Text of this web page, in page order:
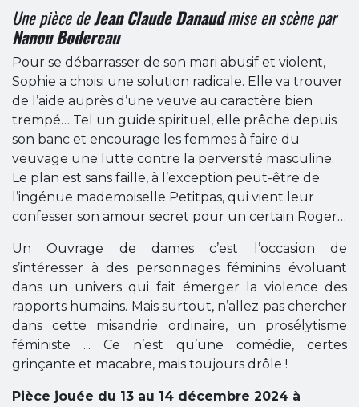
Une pièce deJean Claude Danaudmise en scène par
Nanou Bodereau
Pour se débarrasser de son mari abusif et violent,
Sophie a choisi une solution radicale. Elle va trouver
de l’aide auprès d’une veuve au caractère bien
trempé… Tel un guide spirituel, elle prêche depuis
son banc et encourage les femmes à faire du
veuvage une lutte contre la perversité masculine.
Le plan est sans faille, à l’exception peut-être de
l’ingénue mademoiselle Petitpas, qui vient leur
confesser son amour secret pour un certain Roger…
Un Ouvrage de dames c’est l’occasion de
s’intéresser à des personnages féminins évoluant
dans un univers qui fait émerger la violence des
rapports humains. Mais surtout, n’allez pas chercher
dans cette misandrie ordinaire, un prosélytisme
féministe ... Ce n’est qu’une comédie, certes
grinçante et macabre, mais toujours drôle !
Pièce jouée du 13 au 14 décembre 2024 à